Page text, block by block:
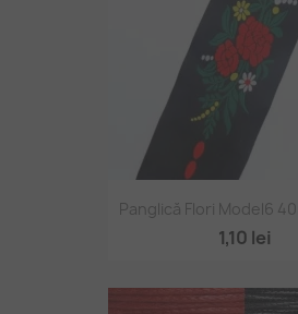
Panglică Flori Model6
1,10 lei